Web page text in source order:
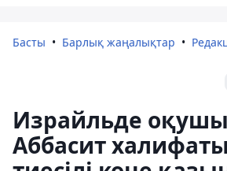
Басты Барлық жаңалықтар
Израйльде
Аббасит